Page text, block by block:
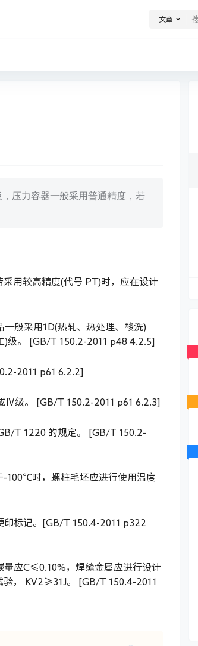
文章
压力容器一般采用普通精度，若
用较高精度(代号 PT)时，应在设计
般采用1D(热轧、热处理、酸洗)
)级。 [GB/T 150.2-2011 p48 4.2.5]
2011 p61 6.2.2]
Ⅳ级。 [GB/T 150.2-2011 p61 6.2.3]
T 1220 的规定。 [GB/T 150.2-
-100℃时，螺柱毛坯应进行使用温度
印标记。[GB/T 150.4-2011 p322
应C≤0.10%，焊缝金属应进行设计
， KV2≥31J。 [GB/T 150.4-2011